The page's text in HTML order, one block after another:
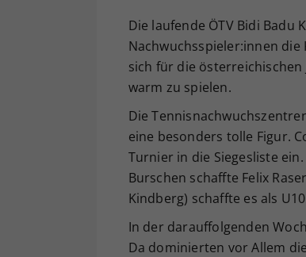
Die laufende ÖTV Bidi Badu
Nachwuchsspieler:innen
sich für die
warm zu spielen.
Die
eine besonders tolle Figur.
Turnier in die Siegesliste
Burschen schaffte Felix
Kindberg) schaffte es als
In der darauffolgenden
Da dominierten vor Allem